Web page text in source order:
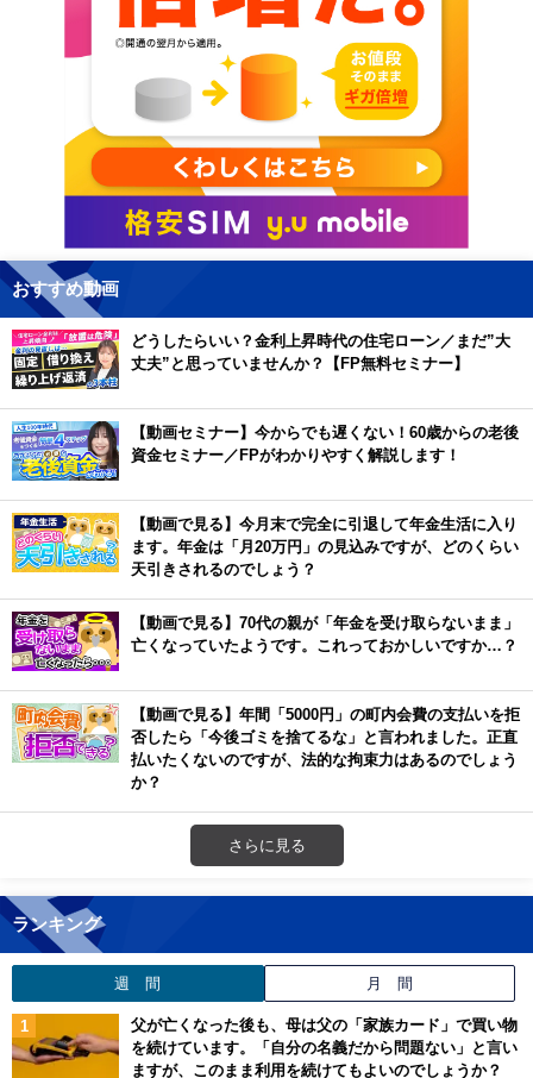
おすすめ動画
どうしたらいい？金利上昇時代の住宅ローン／まだ”大
丈夫”と思っていませんか？【FP無料セミナー】
【動画セミナー】今からでも遅くない！60歳からの老後
資金セミナー／FPがわかりやすく解説します！
【動画で見る】今月末で完全に引退して年金生活に入り
ます。年金は「月20万円」の見込みですが、どのくらい
天引きされるのでしょう？
【動画で見る】70代の親が「年金を受け取らないまま」
亡くなっていたようです。これっておかしいですか…？
【動画で見る】年間「5000円」の町内会費の支払いを拒
否したら「今後ゴミを捨てるな」と言われました。正直
払いたくないのですが、法的な拘束力はあるのでしょう
か？
さらに見る
ランキング
週 間 月 間
父が亡くなった後も、母は父の「家族カード」で買い物
を続けています。「自分の名義だから問題ない」と言い
ますが、このまま利用を続けてもよいのでしょうか？